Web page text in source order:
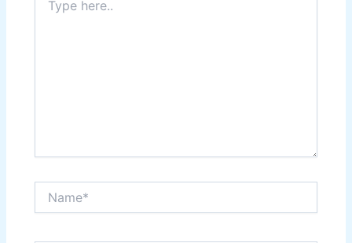
here..